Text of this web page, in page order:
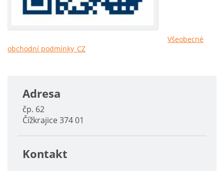
Všeobecné
obchodní podmínky_CZ
Adresa
čp. 62
Čížkrajice 374 01
Kontakt